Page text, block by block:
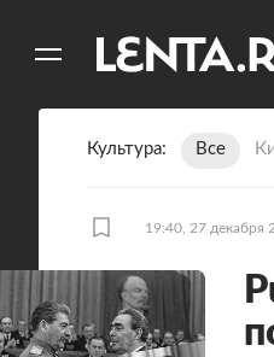
Культура Все
19:40, 27 декабря